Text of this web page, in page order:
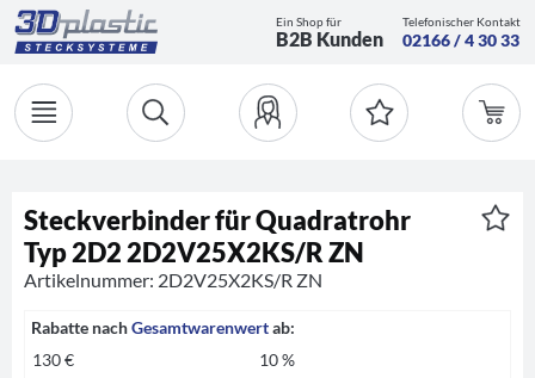
Ein Shop für
B2B Kunden
Telefonischer Kontakt
02166 / 4 30 33
Steckverbinder für Quadratrohr
Typ 2D2 2D2V25X2KS/R ZN
Artikelnummer: 2D2V25X2KS/R ZN
Rabatte nachGesamtwarenwertab:
130 €
10 %